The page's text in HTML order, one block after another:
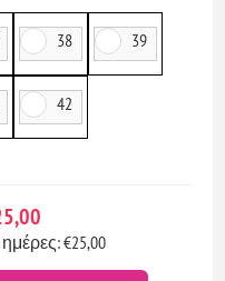
38 39
42
€25,00